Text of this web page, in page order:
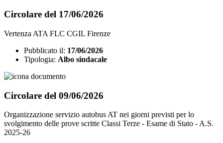
Circolare del 17/06/2026
Vertenza ATA FLC CGIL Firenze
Pubblicato il: 17/06/2026
Tipologia: Albo sindacale
Circolare del 09/06/2026
Organizzazione servizio autobus AT nei giorni previsti per lo
svolgimento delle prove scritte Classi Terze - Esame di Stato - A.S.
2025-26